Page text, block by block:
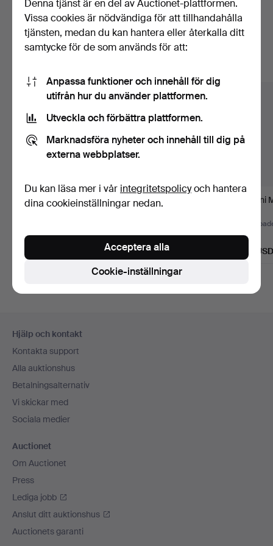
Här är föremål från vårt arkiv som
matchar din sökning
1 karaff med tillhörande
Värdering
Orrefors 3st / äldre glas
Värdering
95 USD
Venini
1 bud
33 USD
Hjälp och kontakt
Kontakta support
Alla auktionshus
Betalningsalternativ
Vi skickar med
Sociala medier
Auctionet
Om Auctionet
Press
Lediga jobb
Anslut ditt auktionshus
Auctionets garanti
Denna tjänst är en del av Auctionet-plattformen.
Vissa cookies är nödvändiga för att tillhandahålla
tjänsten, medan du kan hantera eller återkalla ditt
samtycke för de som används för att:
Anpassa funktioner och innehåll för dig
utifrån hur du använder plattformen.
Utveckla och förbättra plattformen.
Marknadsföra nyheter och innehåll till dig på
externa webbplatser.
Du kan läsa mer i vår integritetspolicyoch hantera
dina cookieinställningar nedan.
Cookie-inställningar
Acceptera alla